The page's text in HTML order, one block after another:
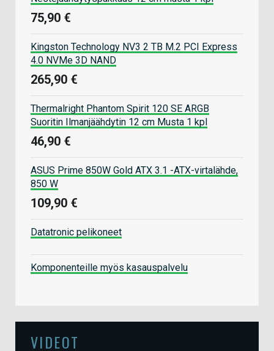
75,90 €
Kingston Technology NV3 2 TB M.2 PCI Express
4.0 NVMe 3D NAND
265,90 €
Thermalright Phantom Spirit 120 SE ARGB
Suoritin Ilmanjäähdytin 12 cm Musta 1 kpl
46,90 €
ASUS Prime 850W Gold ATX 3.1 -ATX-virtalähde,
850 W
109,90 €
Datatronic pelikoneet
Komponenteille myös kasauspalvelu
VIDEOT